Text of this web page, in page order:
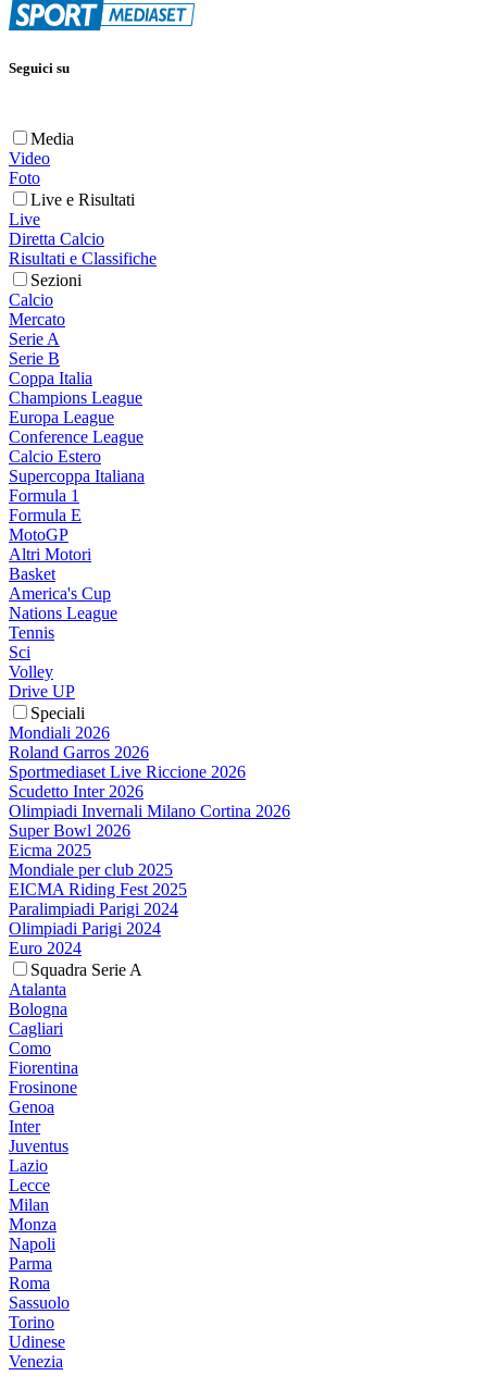
Seguici su
Media
Video
Foto
Live e Risultati
Live
Diretta Calcio
Risultati e Classifiche
Sezioni
Calcio
Mercato
Serie A
Serie B
Coppa Italia
Champions League
Europa League
Conference League
Calcio Estero
Supercoppa Italiana
Formula 1
Formula E
MotoGP
Altri Motori
Basket
America's Cup
Nations League
Tennis
Sci
Volley
Drive UP
Speciali
Mondiali 2026
Roland Garros 2026
Sportmediaset Live Riccione 2026
Scudetto Inter 2026
Olimpiadi Invernali Milano Cortina 2026
Super Bowl 2026
Eicma 2025
Mondiale per club 2025
EICMA Riding Fest 2025
Paralimpiadi Parigi 2024
Olimpiadi Parigi 2024
Euro 2024
Squadra Serie A
Atalanta
Bologna
Cagliari
Como
Fiorentina
Frosinone
Genoa
Inter
Juventus
Lazio
Lecce
Milan
Monza
Napoli
Parma
Roma
Sassuolo
Torino
Udinese
Venezia